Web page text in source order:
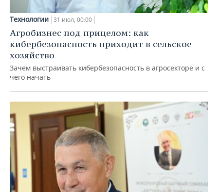
Технологии 31 июл, 00:00
Агробизнес под прицелом: как
кибербезопасность приходит в сельское
хозяйство
Зачем выстраивать кибербезопасность в агросекторе и с
чего начать